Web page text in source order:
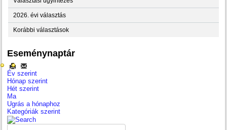
2026. évi választás
Korábbi választások
Eseménynaptár
Év szerint
Hónap szerint
Hét szerint
Ma
Ugrás a hónaphoz
Kategóriák szerint